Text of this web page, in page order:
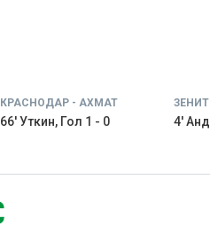
КРАСНОДАР - АХМАТ
66' Уткин, Гол 1 - 0 4'